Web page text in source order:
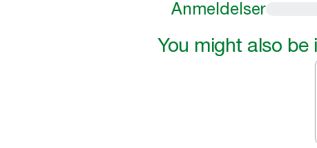
Anmeldelser
You might also be